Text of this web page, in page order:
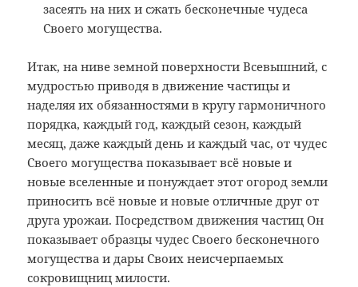
засеять на них и сжать бесконечные чудеса
Своего могущества.
Итак, на ниве земной поверхности Всевышний, с
мудростью приводя в движение частицы и
наделяя их обязанностями в кругу гармоничного
порядка, каждый год, каждый сезон, каждый
месяц, даже каждый день и каждый час, от чудес
Своего могущества показывает всё новые и
новые вселенные и понуждает этот огород земли
приносить всё новые и новые отличные друг от
друга урожаи. Посредством движения частиц Он
показывает образцы чудес Своего бесконечного
могущества и дары Своих неисчерпаемых
сокровищниц милости.